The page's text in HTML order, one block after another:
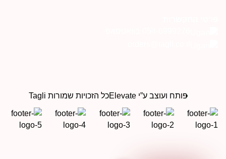
פותח ועוצב ע”י Elevate כל הזכויות שמורות Tagli